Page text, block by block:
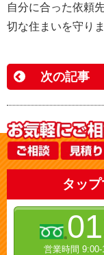
自分に合った依頼
切な住まいを守り
次の記事
タッ
営業時間